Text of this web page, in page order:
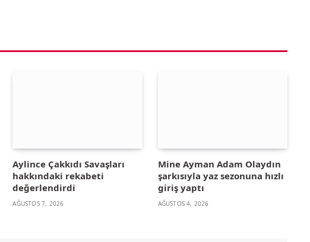
Aylince Çakkıdı Savaşları
hakkındaki rekabeti
değerlendirdi
AĞUSTOS 7, 2026
Mine Ayman Adam Olaydın
şarkısıyla yaz sezonuna hızlı
giriş yaptı
AĞUSTOS 4, 2026